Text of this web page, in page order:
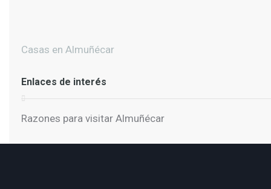
Casas en Almuñécar
Enlaces de interés
Razones para visitar Almuñécar